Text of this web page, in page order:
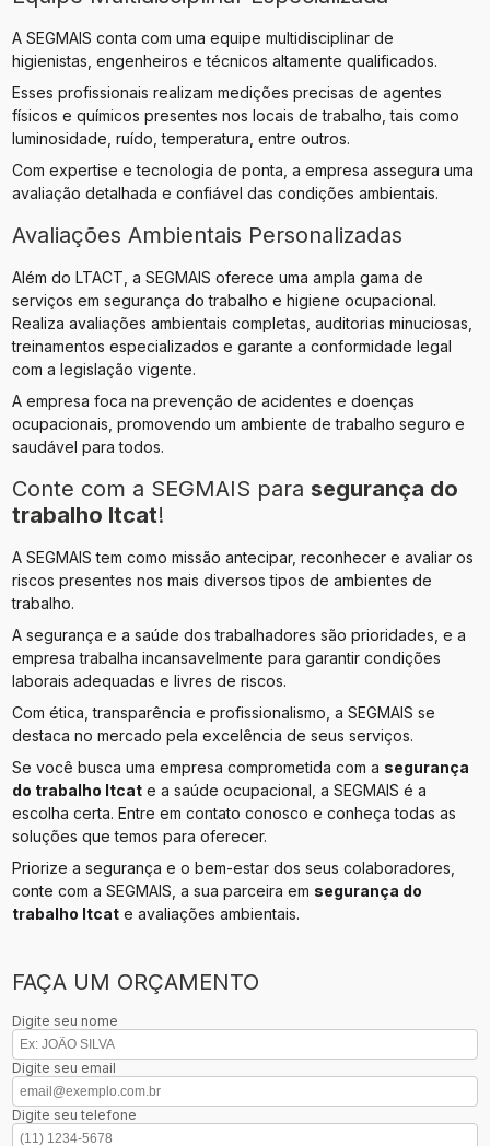
A SEGMAIS conta com uma equipe multidisciplinar de
higienistas, engenheiros e técnicos altamente qualificados.
Esses profissionais realizam medições precisas de agentes
físicos e químicos presentes nos locais de trabalho, tais como
luminosidade, ruído, temperatura, entre outros.
Com expertise e tecnologia de ponta, a empresa assegura uma
avaliação detalhada e confiável das condições ambientais.
Avaliações Ambientais Personalizadas
Além do LTACT, a SEGMAIS oferece uma ampla gama de
serviços em segurança do trabalho e higiene ocupacional.
Realiza avaliações ambientais completas, auditorias minuciosas,
treinamentos especializados e garante a conformidade legal
com a legislação vigente.
A empresa foca na prevenção de acidentes e doenças
ocupacionais, promovendo um ambiente de trabalho seguro e
saudável para todos.
Conte com a SEGMAIS para segurança do
trabalho ltcat!
A SEGMAIS tem como missão antecipar, reconhecer e avaliar os
riscos presentes nos mais diversos tipos de ambientes de
trabalho.
A segurança e a saúde dos trabalhadores são prioridades, e a
empresa trabalha incansavelmente para garantir condições
laborais adequadas e livres de riscos.
Com ética, transparência e profissionalismo, a SEGMAIS se
destaca no mercado pela excelência de seus serviços.
Se você busca uma empresa comprometida com a segurança
do trabalho ltcat e a saúde ocupacional, a SEGMAIS é a
escolha certa. Entre em contato conosco e conheça todas as
soluções que temos para oferecer.
Priorize a segurança e o bem-estar dos seus colaboradores,
conte com a SEGMAIS, a sua parceira em segurança do
trabalho ltcat e avaliações ambientais.
FAÇA UM ORÇAMENTO
Digite seu nome
Digite seu email
Digite seu telefone